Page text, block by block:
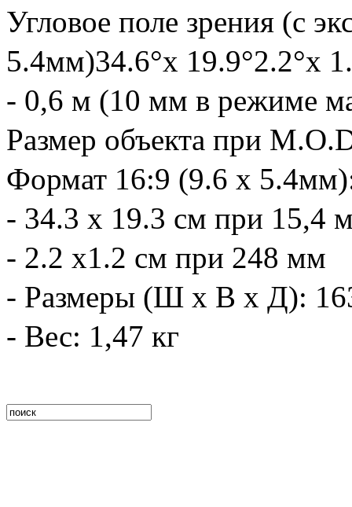
Угловое поле зрения (с
5.4мм)34.6°x 19.9°2.2°x
- 0,6 м (10 мм в режиме
Размер объекта при
Формат 16:9 (9.6 x
- 34.3 x 19.3 см при 15,4
- 2.2 x1.2 см при 248 мм
- Размеры (Ш х В х Д):
- Вес: 1,47 кг